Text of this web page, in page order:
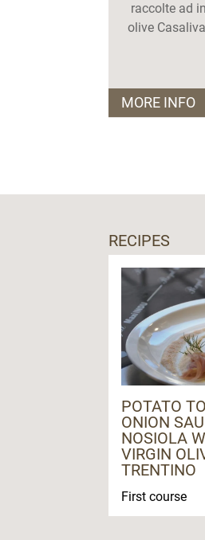
raccolte ad
olive
MORE INFO
dalle 9.00
Sono
Da ottobre a
Lingue
inglese,
RECIPES
POTATO
ONION
NOSIOLA
VIRGIN
TRENTINO
First course